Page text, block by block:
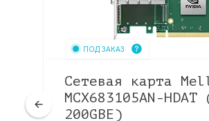
ПОД ЗАКАЗ
Сетевая карта
MCX683105AN-
200GBE)